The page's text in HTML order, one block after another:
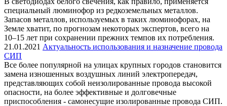
специальный люминофор из редкоземельных металлов.
Запасов металлов, используемых в таких люминофорах, на
Земле хватит, по прогнозам некоторых экспертов, всего на
10–15 лет при сохранении прежних темпов их потребления.
21.01.2021 Актуальность использования и назначение провода
СИП
Все более популярной на улицах крупных городов становится
замена изношенных воздушных линий электропередач,
представляющих собой неизолированные провода высокой
опасности, на более эффективные и долговечные
приспособления - самонесущие изолированные провода СИП.